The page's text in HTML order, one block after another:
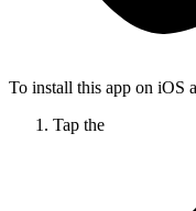
To install this app on iOS
Tap the